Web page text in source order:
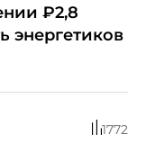
₽2,8
энергетиков
1772